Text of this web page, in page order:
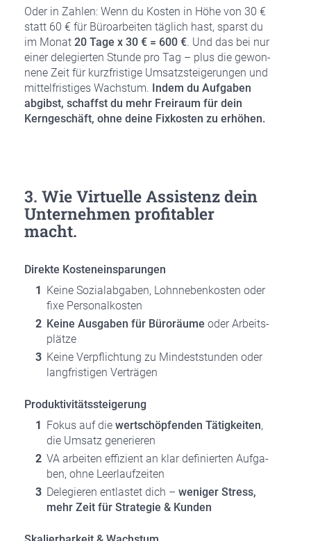
Oder in Zah­len: Wenn du Kos­ten in Höhe von 30 €
statt 60 € für Büro­ar­bei­ten täg­lich hast, sparst du
im Monat 20 Tage x 30 € = 600 €. Und das bei nur
einer dele­gier­ten Stun­de pro Tag – plus die gewon­
ne­ne Zeit für kurz­fris­ti­ge Umsatz­stei­ge­run­gen und
mit­tel­fris­ti­ges Wachs­tum. Indem du Auf­ga­ben
abgibst, schaffst du mehr Frei­raum für dein
Kern­ge­schäft, ohne dei­ne Fix­kos­ten zu erhö­hen.
3. Wie Vir­tu­el­le Assis­tenz dein
Unter­neh­men pro­fi­ta­bler
macht.
Direk­te Kos­ten­ein­spa­run­gen
Kei­ne Sozi­al­ab­ga­ben, Lohn­ne­ben­kos­ten oder
fixe Per­so­nal­kos­ten
Kei­ne Aus­ga­ben für Büro­räu­me oder Arbeits­
plät­ze
Kei­ne Ver­pflich­tung zu Min­dest­stun­den oder
lang­fris­ti­gen Ver­trä­gen
Pro­duk­ti­vi­täts­stei­ge­rung
Fokus auf die wert­schöp­fen­den Tätig­kei­ten,
die Umsatz gene­rie­ren
VA arbei­ten effi­zi­ent an klar defi­nier­ten Auf­ga­
ben, ohne Leer­lauf­zei­ten
Dele­gie­ren ent­las­tet dich – weni­ger Stress,
mehr Zeit für Stra­te­gie & Kun­den